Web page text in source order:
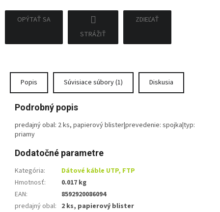
OPÝTAŤ SA
STRÁŽIŤ
ZDIEĽAŤ
Popis Súvisiace súbory (1) Diskusia
Podrobný popis
predajný obal: 2 ks, papierový blister|prevedenie: spojka|typ:
priamy
Dodatočné parametre
Kategória:
Dátové káble UTP, FTP
Hmotnosť:
0.017 kg
EAN:
8592920086094
predajný obal: 2 ks, papierový blister